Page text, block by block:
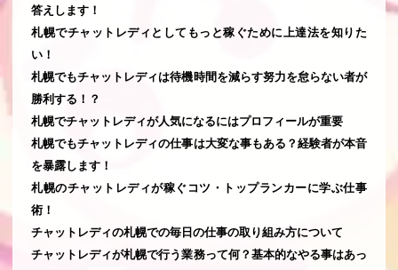
答えします！
札幌でチャットレディとしてもっと稼ぐために上達法を知りた
い！
札幌でもチャットレディは待機時間を減らす努力を怠らない者が
勝利する！？
札幌でチャットレディが人気になるにはプロフィールが重要
札幌でもチャットレディの仕事は大変な事もある？経験者が本音
を暴露します！
札幌のチャットレディが稼ぐコツ・トップランカーに学ぶ仕事
術！
チャットレディの札幌での毎日の仕事の取り組み方について
チャットレディが札幌で行う業務って何？基本的なやる事はあっ